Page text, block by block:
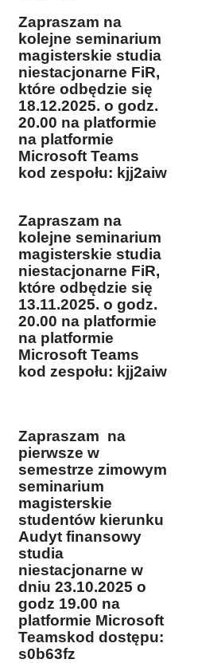
Zapraszam na
kolejne seminarium
magisterskie studia
niestacjonarne FiR,
które odbędzie się
18.12.2025. o godz.
20.00 na platformie
na platformie
Microsoft Teams
kod zespołu: kjj2aiw
Zapraszam na
kolejne seminarium
magisterskie studia
niestacjonarne FiR,
które odbędzie się
13.11.2025. o godz.
20.00 na platformie
na platformie
Microsoft Teams
kod zespołu: kjj2aiw
Zapraszam na
pierwsze w
semestrze zimowym
seminarium
magisterskie
studentów kierunku
Audyt finansowy
studia
niestacjonarne w
dniu 23.10.2025 o
godz 19.00 na
platformie Microsoft
Teams kod dostępu:
s0b63fz